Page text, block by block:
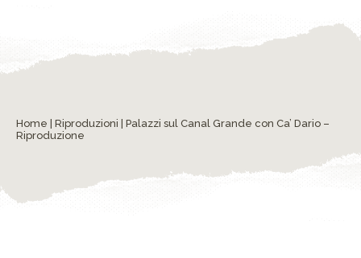
Home Riproduzioni | Palazzi sul Canal Grande con Ca’ Dario –
Riproduzione